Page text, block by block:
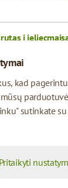
kad
sutinkate
Pritaikyti
į